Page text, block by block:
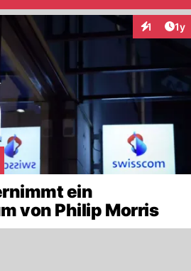
1 1y
ein
von Philip Morris